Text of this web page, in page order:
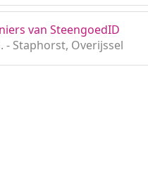
van SteengoedID
- Staphorst, Overijssel